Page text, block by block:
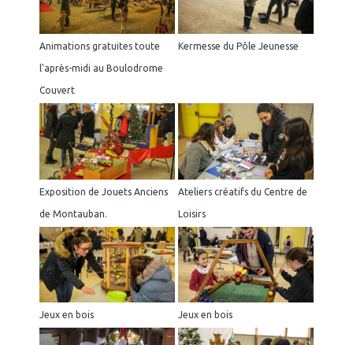
Animations gratuites toute
l'après-midi au Boulodrome
Couvert
Kermesse du Pôle Jeunesse
Exposition de Jouets Anciens
de Montauban.
Ateliers créatifs du Centre de
Loisirs
Jeux en bois Jeux en bois